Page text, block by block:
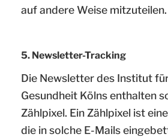
auf andere Weise mitzuteilen.
5. Newsletter-Tracking
Die Newsletter des Institut
Gesundheit Kölns enthalten
Zählpixel. Ein Zählpixel ist
die in solche E-Mails